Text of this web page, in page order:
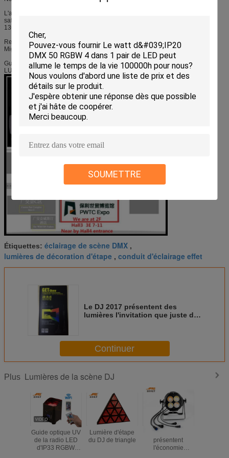
SOUMETTRE
L'accueil chaleureux pour visiter notre cabine, si ayez tous les problèmes
satisfont nous font savoir, ou appellent mon téléphone/Whatsapp : 0086
13609737256
Respect de roi
Mignon
Guangzhou JiaLe Co électronique, Ltd
LUMIÈRE D'ÉTAPE DE HONG KONG JIALE LIMITÉE
Étiquettes: éclairage de scène DMX ,
lumières de décoration d'étape , conduit d'éclairage effet
Le DJ 2017 présentent des
lumières l'invitation que juste de
Continuer
Plus Lumières de la scène DJ
Guide optique UV
de la radio LED
d'IP33 RGBW
Lumière d'étape
du DJ de triangle
200Watt DJ
présentent
l'économie